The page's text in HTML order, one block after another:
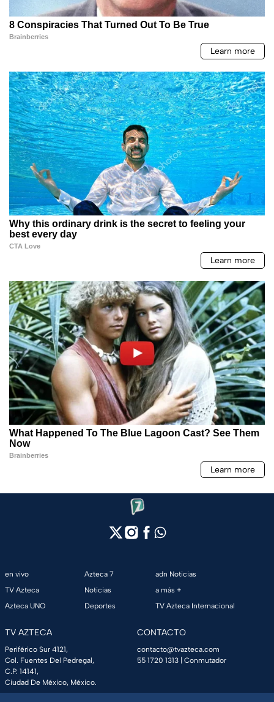
en vivo
TV Azteca
Azteca UNO
Azteca 7
Noticias
Deportes
adn Noticias
a más +
TV Azteca Internacional
TV AZTECA
Periférico Sur 4121,
Col. Fuentes Del Pedregal,
C.P. 14141,
Ciudad De México, México.
CONTACTO
contacto@tvazteca.com
55 1720 1313 | Conmutador